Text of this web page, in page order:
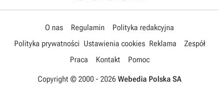
O nas Regulamin
Polityka redakcyjna
Polityka prywatności Ustawienia cookies Reklama
Zespół
Praca
Kontakt Pomoc
Copyright © 2000 - 2026 Webedia Polska SA